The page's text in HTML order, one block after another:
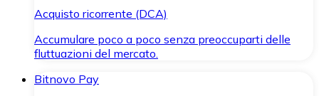
Acquisto ricorrente (DCA)
Accumulare poco a poco senza preoccuparti delle
fluttuazioni del mercato.
Bitnovo Pay